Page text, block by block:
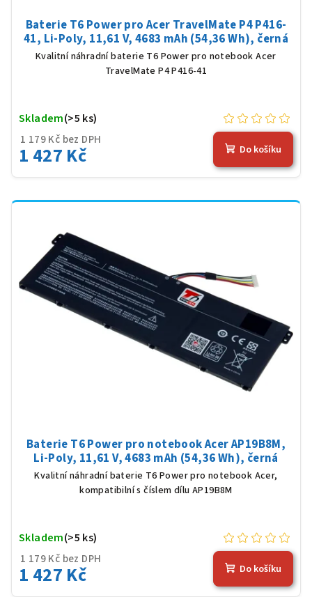
Baterie T6 Power pro Acer TravelMate P4 P416-
41, Li-Poly, 11,61 V, 4683 mAh (54,36 Wh), černá
Kvalitní náhradní baterie T6 Power pro notebook Acer
TravelMate P4 P416-41
1 179 Kč bez DPH
1 427 Kč
Skladem(>5 ks)
Do košíku
Baterie T6 Power pro notebook Acer AP19B8M,
Li-Poly, 11,61 V, 4683 mAh (54,36 Wh), černá
Kvalitní náhradní baterie T6 Power pro notebook Acer,
kompatibilní s číslem dílu AP19B8M
1 179 Kč bez DPH
1 427 Kč
Skladem(>5 ks)
Do košíku